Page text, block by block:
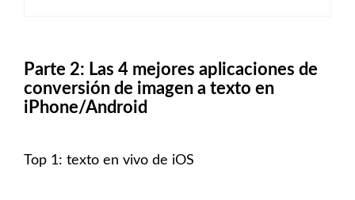
Parte 2: Las 4 mejores aplicaciones de
conversión de imagen a texto en
iPhone/Android
Top 1: texto en vivo de iOS